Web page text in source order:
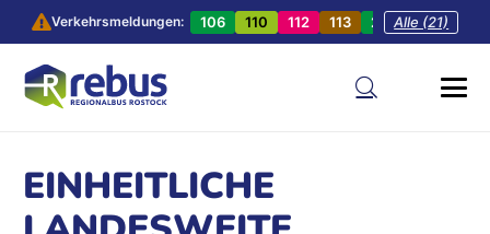
Verkehrsmeldungen: 106 110 112 113 201 202
Alle (21)
EINHEITLICHE